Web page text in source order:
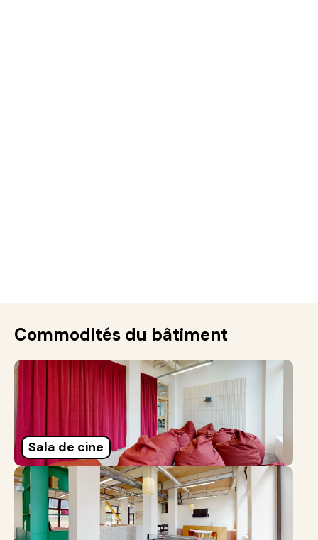
Commodités du bâtiment
Sala de cine